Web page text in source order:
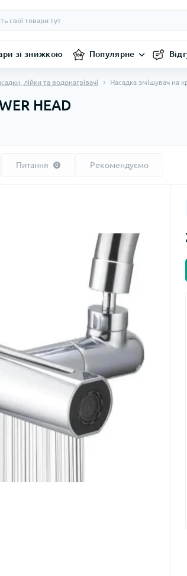
зі знижкою Популярне
лійки та водонагрівачі Насадка змішувач на
HEAD
Питання 0 Рекомендуємо